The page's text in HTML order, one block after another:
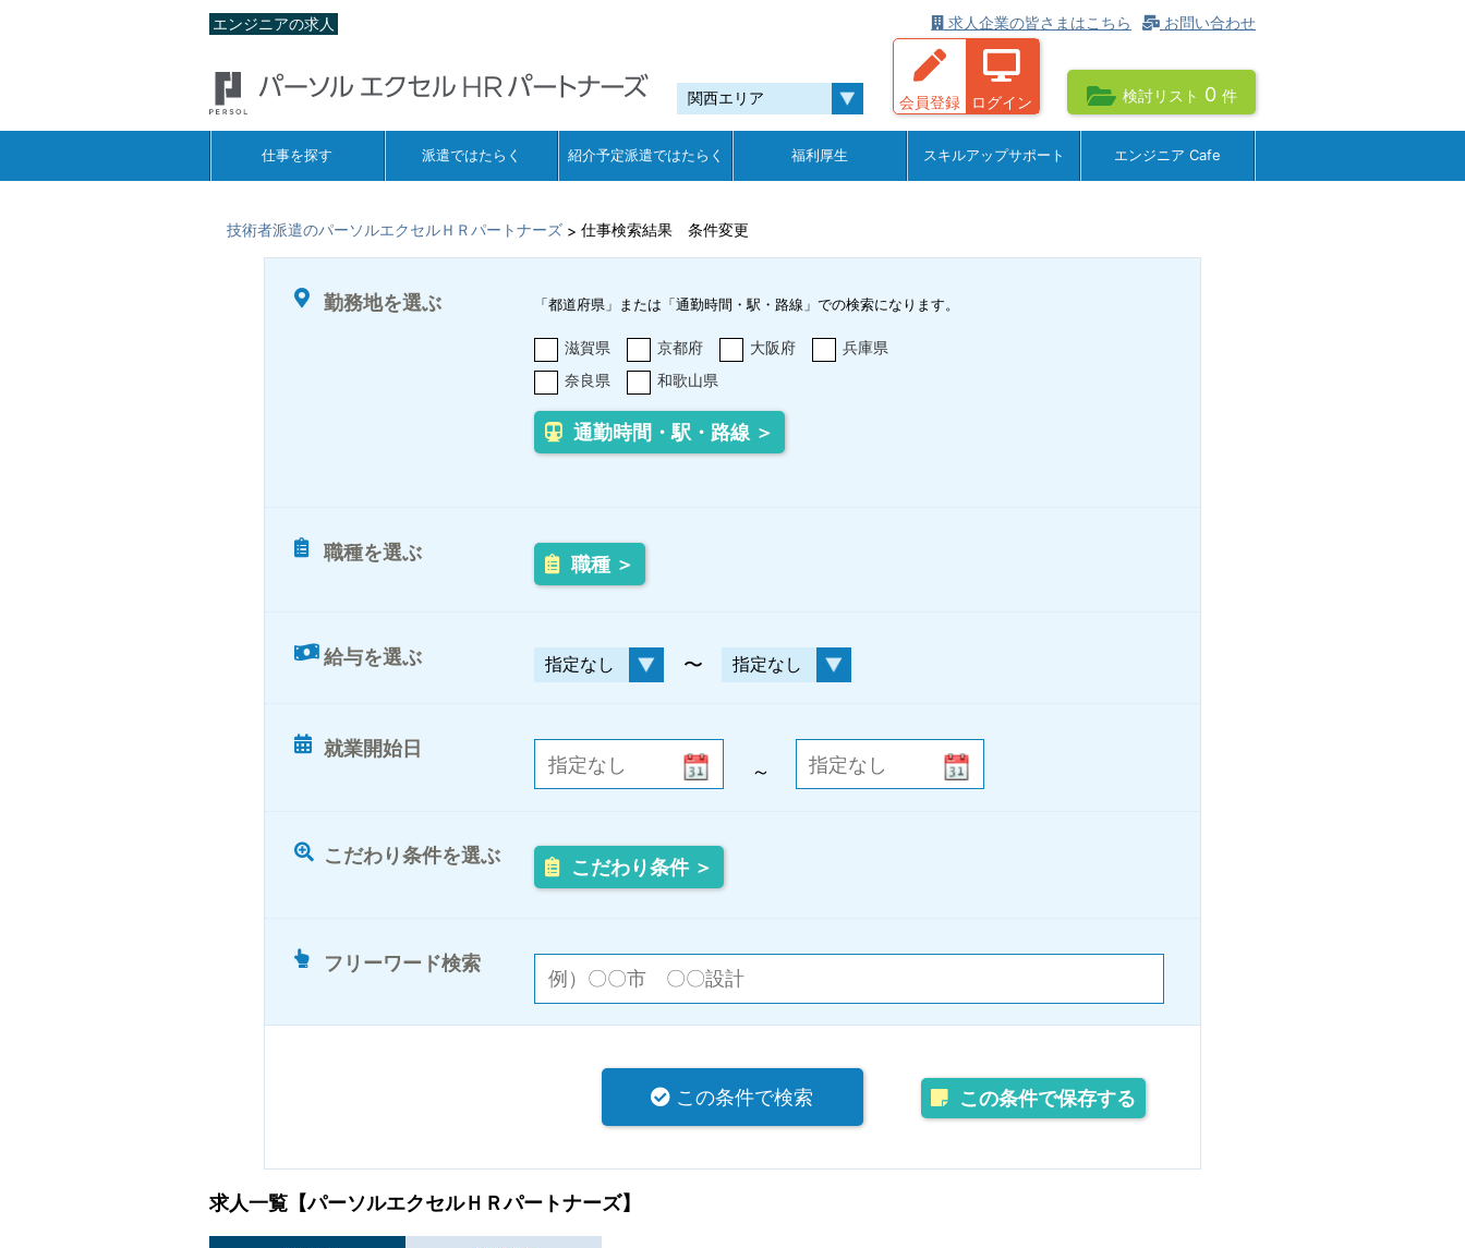
エンジニアの求人 お問い合わせ
求人企業の皆さまはこちら
会員登録 ログイン 検討リスト 0 件
仕事を探す 派遣ではたらく 紹介予定派遣ではたらく 福利厚生 スキルアップサポート エンジニア Cafe
技術者派遣のパーソルエクセルＨＲパートナーズ > 仕事検索結果 条件変更
勤務地を選ぶ 「都道府県」または「通勤時間・駅・路線」での検索になります。
滋賀県 京都府 大阪府
兵庫県
奈良県
和歌山県
通勤時間・駅・路線 ＞
職種を選ぶ
職種 ＞
給与を選ぶ 〜
就業開始日
～
こだわり条件を選ぶ
こだわり条件 ＞
フリーワード検索
この条件で検索 この条件で保存する
求人一覧【パーソルエクセルＨＲパートナーズ】